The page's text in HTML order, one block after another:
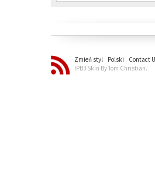
Zmień styl Polski Contact
IPB3 Skin By Tom Christian.